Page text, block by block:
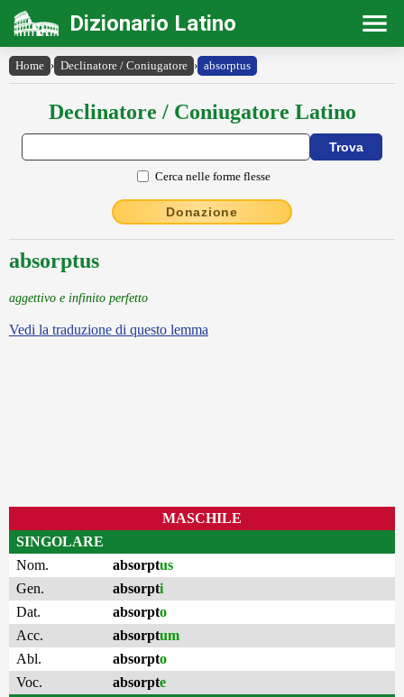
Dizionario Latino
Home › Declinatore / Coniugatore › absorptus
Declinatore / Coniugatore Latino
Cerca nelle forme flesse
Donazione
absorptus
aggettivo e infinito perfetto
Vedi la traduzione di questo lemma
MASCHILE
SINGOLARE
Nom.
absorptus
Gen.
absorpti
Dat.
absorpto
Acc.
absorptum
Abl.
absorpto
Voc.
absorpte